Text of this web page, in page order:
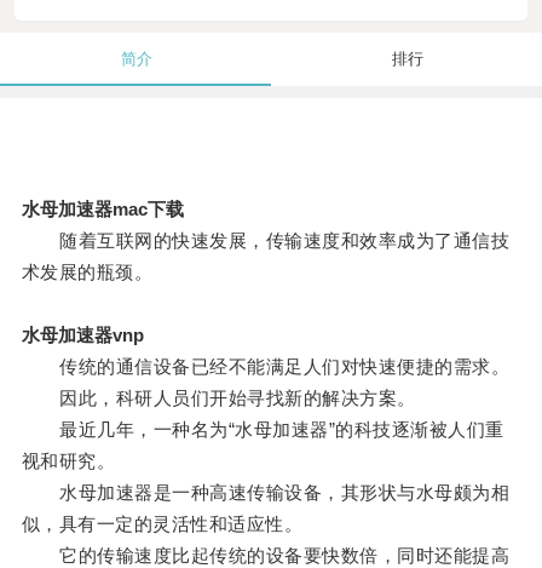
简介 排行
水母加速器mac下载
随着互联网的快速发展，传输速度和效率成为了通信技
术发展的瓶颈。
水母加速器vnp
传统的通信设备已经不能满足人们对快速便捷的需求。
因此，科研人员们开始寻找新的解决方案。
最近几年，一种名为“水母加速器”的科技逐渐被人们重
视和研究。
水母加速器是一种高速传输设备，其形状与水母颇为相
似，具有一定的灵活性和适应性。
它的传输速度比起传统的设备要快数倍，同时还能提高